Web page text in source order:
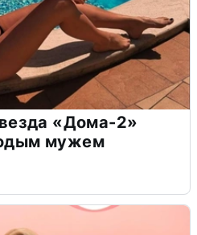
«Дома-2»
мужем